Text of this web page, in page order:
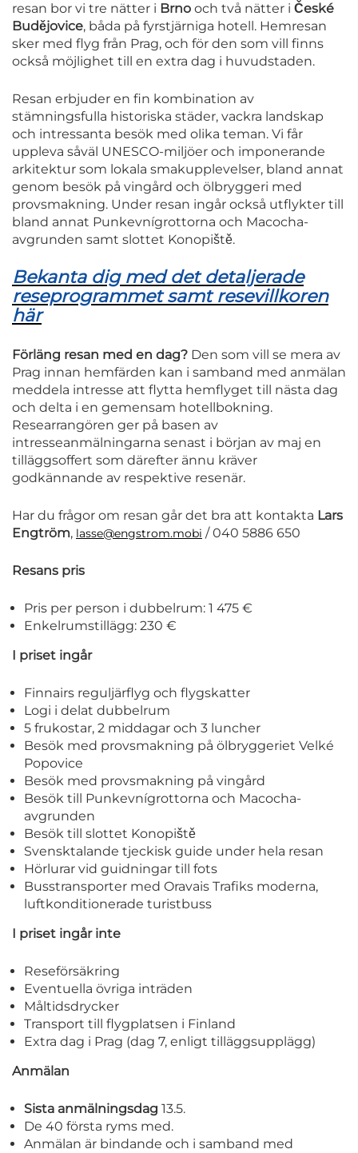
resan bor vi tre nätter i Brno och två nätter i České
Budějovice, båda på fyrstjärniga hotell. Hemresan
sker med flyg från Prag, och för den som vill finns
också möjlighet till en extra dag i huvudstaden.
Resan erbjuder en fin kombination av
stämningsfulla historiska städer, vackra landskap
och intressanta besök med olika teman. Vi får
uppleva såväl UNESCO-miljöer och imponerande
arkitektur som lokala smakupplevelser, bland annat
genom besök på vingård och ölbryggeri med
provsmakning. Under resan ingår också utflykter till
bland annat Punkevnígrottorna och Macocha-
avgrunden samt slottet Konopiště.
Bekanta dig med det detaljerade
reseprogrammet samt resevillkoren
här
Förläng resan med en dag? Den som vill se mera av
Prag innan hemfärden kan i samband med anmälan
meddela intresse att flytta hemflyget till nästa dag
och delta i en gemensam hotellbokning.
Researrangören ger på basen av
intresseanmälningarna senast i början av maj en
tilläggsoffert som därefter ännu kräver
godkännande av respektive resenär.
Har du frågor om resan går det bra att kontakta Lars
Engtröm, lasse@engstrom.mobi / 040 5886 650
Resans pris
Pris per person i dubbelrum: 1 475 €
Enkelrumstillägg: 230 €
I priset ingår
Finnairs reguljärflyg och flygskatter
Logi i delat dubbelrum
5 frukostar, 2 middagar och 3 luncher
Besök med provsmakning på ölbryggeriet Velké
Popovice
Besök med provsmakning på vingård
Besök till Punkevnígrottorna och Macocha-
avgrunden
Besök till slottet Konopiště
Svensktalande tjeckisk guide under hela resan
Hörlurar vid guidningar till fots
Busstransporter med Oravais Trafiks moderna,
luftkonditionerade turistbuss
I priset ingår inte
Reseförsäkring
Eventuella övriga inträden
Måltidsdrycker
Transport till flygplatsen i Finland
Extra dag i Prag (dag 7, enligt tilläggsupplägg)
Anmälan
Sista anmälningsdag 13.5.
De 40 första ryms med.
Anmälan är bindande och i samband med